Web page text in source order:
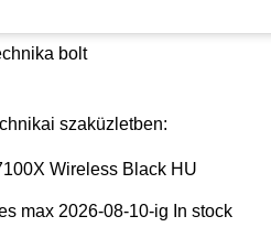
bolt
szaküzletben:
Wireless Black HU
max 2026-08-10-ig In stock